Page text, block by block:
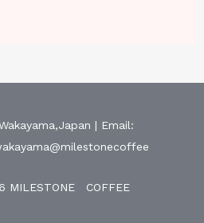
| Email:
MILESTONE COFFEE